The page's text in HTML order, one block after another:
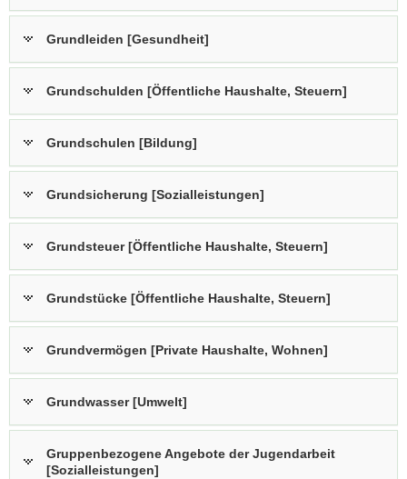
Grundleiden [Gesundheit]
Grundschulden [Öffentliche Haushalte, Steuern]
Grundschulen [Bildung]
Grundsicherung [Sozialleistungen]
Grundsteuer [Öffentliche Haushalte, Steuern]
Grundstücke [Öffentliche Haushalte, Steuern]
Grundvermögen [Private Haushalte, Wohnen]
Grundwasser [Umwelt]
Gruppenbezogene Angebote der Jugendarbeit
[Sozialleistungen]